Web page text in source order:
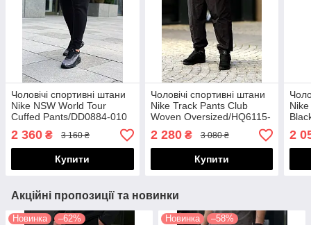
Чоловічі спортивні штани
Nike NSW World Tour
Cuffed Pants/DD0884-010
2 360 ₴ 3 160 ₴
Купити
Чоловічі спортивні штани
Nike Track Pants Club
Woven Oversized/HQ6115-
010
2 280₴ 3 080 ₴
Купити
2
Акційні пропозиції та новинки
Новинка –62% Новинка –58%